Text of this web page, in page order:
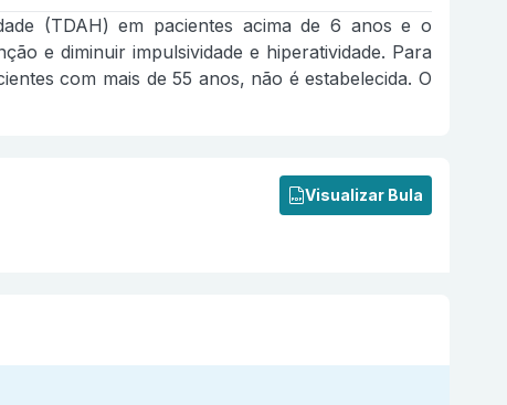
(TDAH) em pacientes acima de 6 anos e o
e diminuir impulsividade e hiperatividade. Para
com mais de 55 anos, não é estabelecida. O
Visualizar Bula